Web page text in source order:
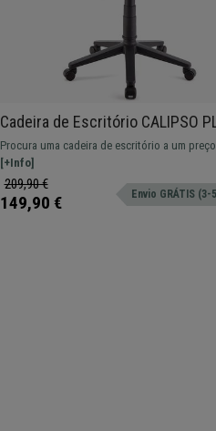
Cadeira de Escritório CALIPSO
Encosto e Apoia braços
Em Pano, Bordeaux
Procura uma cadeira de escritório a um preço
imbatível? A CALIPSO é confortável e
perfeita para o seu dia a dia.
[+Info]
209,90 €
149,90 € Envio GRÁTIS (3-